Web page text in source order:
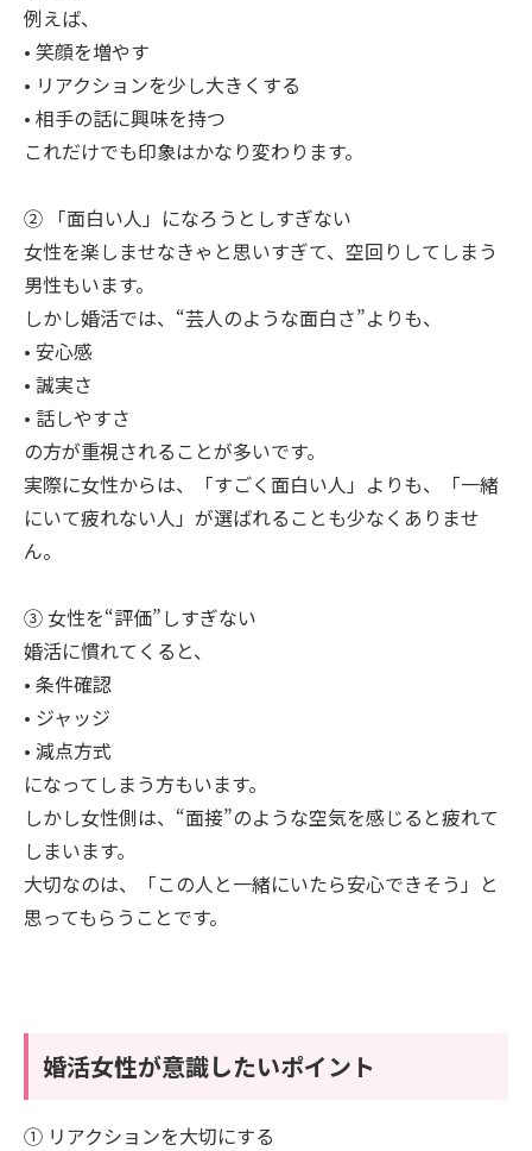
例えば、
• 笑顔を増やす
• リアクションを少し大きくする
• 相手の話に興味を持つ
これだけでも印象はかなり変わります。
② 「面白い人」になろうとしすぎない
女性を楽しませなきゃと思いすぎて、空回りしてしまう
男性もいます。
しかし婚活では、“芸人のような面白さ”よりも、
• 安心感
• 誠実さ
• 話しやすさ
の方が重視されることが多いです。
実際に女性からは、「すごく面白い人」よりも、「一緒
にいて疲れない人」が選ばれることも少なくありませ
ん。
③ 女性を“評価”しすぎない
婚活に慣れてくると、
• 条件確認
• ジャッジ
• 減点方式
になってしまう方もいます。
しかし女性側は、“面接”のような空気を感じると疲れて
しまいます。
大切なのは、「この人と一緒にいたら安心できそう」と
思ってもらうことです。
婚活女性が意識したいポイント
① リアクションを大切にする